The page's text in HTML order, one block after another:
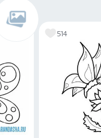
514